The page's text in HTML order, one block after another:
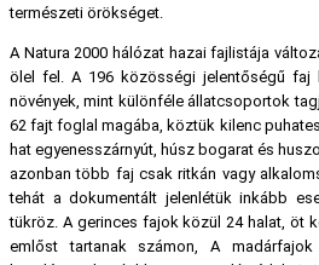
természeti örökséget.
A Natura 2000 hálózat hazai fajlistája
ölel fel. A 196 közösségi jelentőségű faj
növények, mint különféle állatcsoportok
62 fajt foglal magába, köztük kilenc
hat egyenesszárnyút, húsz bogarat és
azonban több faj csak ritkán vagy
tehát a dokumentált jelenlétük inkább
tükröz. A gerinces fajok közül 24 halat, öt
emlőst tartanak számon, A